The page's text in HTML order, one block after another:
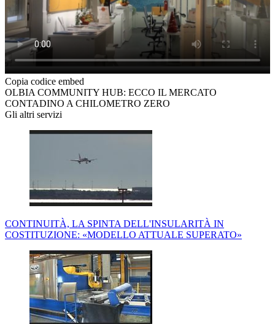
Copia codice embed
OLBIA COMMUNITY HUB: ECCO IL MERCATO
CONTADINO A CHILOMETRO ZERO
Gli altri servizi
CONTINUITÀ, LA SPINTA DELL'INSULARITÀ IN
COSTITUZIONE: «MODELLO ATTUALE SUPERATO»